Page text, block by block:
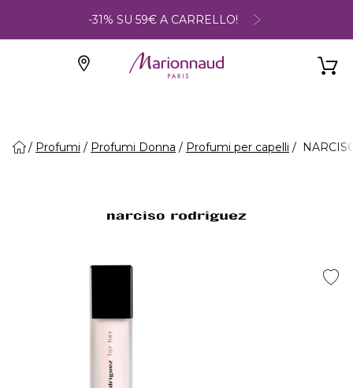
-31% SU 59€ A CARRELLO!
Profumi Profumi Donna Profumi per capelli